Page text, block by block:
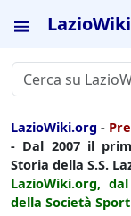
LazioWiki
LazioWiki.org -
- Dal 2007 il
Storia della S.S.
LazioWiki.org, dal
della Società